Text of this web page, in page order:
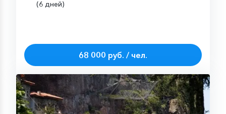
(6 дней)
68 000 руб. / чел.